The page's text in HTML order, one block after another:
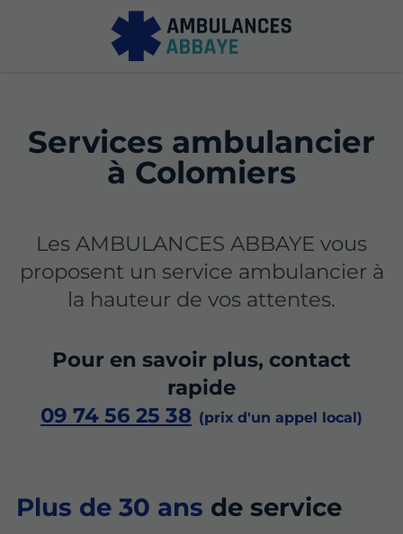
Services ambulancier
à Colomiers
Les AMBULANCES ABBAYE vous
proposent un service ambulancier à
la hauteur de vos attentes.
Pour en savoir plus, contact
rapide
09 74 56 25 38
Plus de 30 ans de service